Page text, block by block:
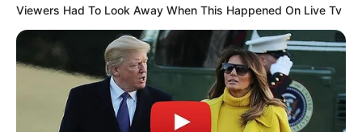
Viewers Had To Look Away When This Happened On Live Tv